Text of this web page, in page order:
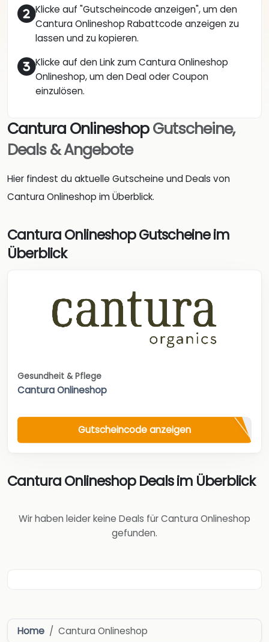
Klicke auf "Gutscheincode anzeigen", um den
Cantura Onlineshop Rabattcode anzeigen zu
lassen und zu kopieren.
Klicke auf den Link zum Cantura Onlineshop
Onlineshop, um den Deal oder Coupon
einzulösen.
Cantura OnlineshopGutscheine,
Deals & Angebote
Hier findest du aktuelle Gutscheine und Deals von
Cantura Onlineshop im Überblick.
Cantura Onlineshop Gutscheine im
Überblick
Gesundheit & Pflege
Cantura Onlineshop
Gutscheincode anzeigen
Cantura Onlineshop Deals im Überblick
Wir haben leider keine Deals für Cantura Onlineshop
gefunden.
Home Cantura Onlineshop